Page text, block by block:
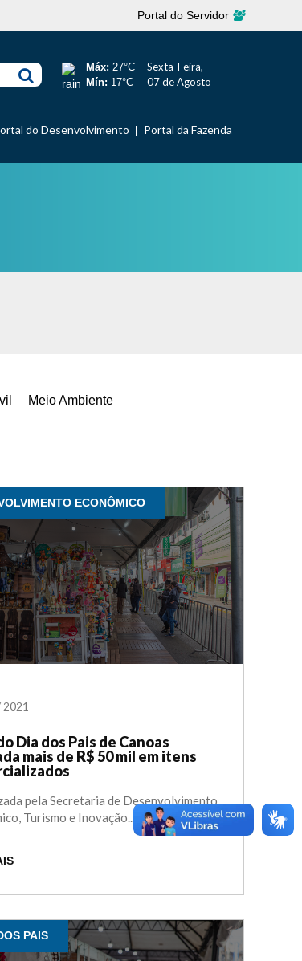
Portal do Servidor
Máx: 27°C
Mín: 17°C
Sexta-Feira,
07 de Agosto
do Desenvolvimento Portal da Fazenda
Meio Ambiente
ECONÔMICO
2021
Dia dos Pais de Canoas
mais de R$ 50 mil em itens
pela Secretaria de Desenvolvimento
Turismo e Inovação...
PAIS